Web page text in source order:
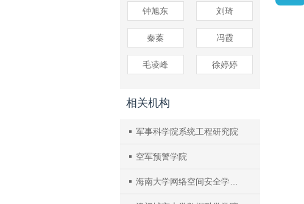
钟旭东 刘琦
秦蓁 冯霞
毛凌峰 徐婷婷
相关机构
军事科学院系统工程研究院
空军预警学院
海南大学网络空间安全学院（密码学院）